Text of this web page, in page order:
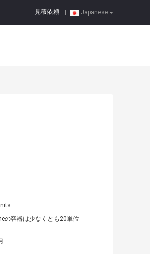
Japanese
見積依頼
の容器は少なくとも20単位